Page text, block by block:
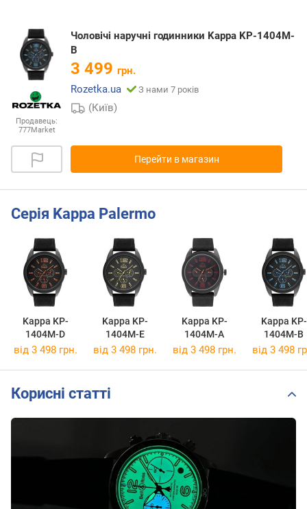
Продавець:
777Market
Чоловічі наручні годинники Kappa KP-1404M-
B
3 499 грн.
Rozetka.ua
З нами 7 років
(Київ)
Перейти в магазин
Серія Kappa Palermo
Kappa KP-
1404M-D
Kappa KP-
1404M-E
Kappa KP-
1404M-A
Kappa KP-
1404M-B
від 3 498 грн. від 3 498 грн. від 3 498 грн. від 3 498
Корисні статті